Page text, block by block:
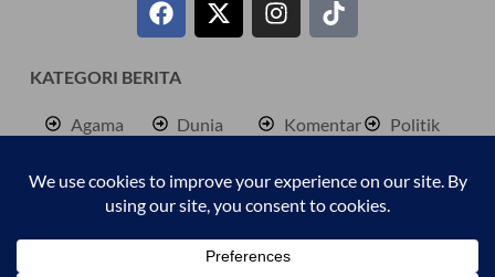
KATEGORI BERITA
Agama
Berita
Bisnes
Dunia
Jenayah
Kembara
Komentar
Palestine
Pendidkan
Politik
Sukan